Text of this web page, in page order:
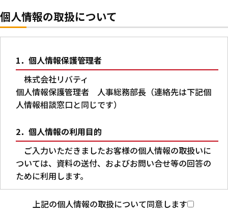
個人情報の取扱について
1．個人情報保護管理者
株式会社リバティ
個人情報保護管理者 人事総務部長（連絡先は下記個
人情報相談窓口と同じです）
2．個人情報の利用目的
ご入力いただきましたお客様の個人情報の取扱いに
ついては、資料の送付、およびお問い合せ等の回答の
ために利用します。
3．第三者への提供
上記の個人情報の取扱について同意します